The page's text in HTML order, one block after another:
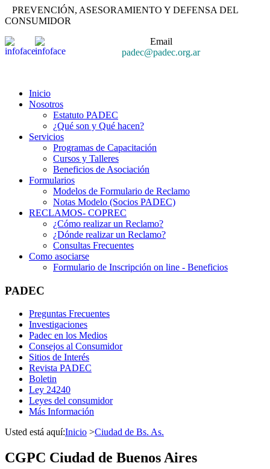
PREVENCIÓN, ASESORAMIENTO Y DEFENSA DEL
CONSUMIDOR
Email
padec@padec.org.ar
Inicio
Nosotros
Estatuto PADEC
¿Qué son y Qué hacen?
Servicios
Programas de Capacitación
Cursos y Talleres
Beneficios de Asociación
Formularios
Modelos de Formulario de Reclamo
Notas Modelo (Socios PADEC)
RECLAMOS- COPREC
¿Cómo realizar un Reclamo?
¿Dónde realizar un Reclamo?
Consultas Frecuentes
Como asociarse
Formulario de Inscripción on line - Beneficios
PADEC
Preguntas Frecuentes
Investigaciones
Padec en los Medios
Consejos al Consumidor
Sitios de Interés
Revista PADEC
Boletin
Ley 24240
Leyes del consumidor
Más Información
Usted está aquí:Inicio >Ciudad de Bs. As.
CGPC Ciudad de Buenos Aires